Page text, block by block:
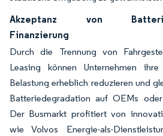
Akzeptanz von Batterie-
Finanzierung
Durch die Trennung von
Leasing können Unternehmen
Belastung erheblich reduzieren und
Batteriedegradation auf OEMs
Der Busmarkt profitiert von
wie Volvos Energie-als-